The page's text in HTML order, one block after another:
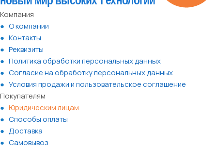
Компания
О компании
Контакты
Реквизиты
Политика обработки персональных данных
Согласие на обработку персональных данных
Условия продажи и пользовательское соглашение
Покупателям
Юридическим лицам
Способы оплаты
Доставка
Самовывоз